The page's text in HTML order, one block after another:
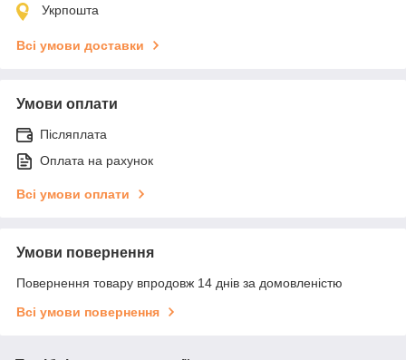
Укрпошта
Всі умови доставки
Умови оплати
Післяплата
Оплата на рахунок
Всі умови оплати
Умови повернення
Повернення товару впродовж 14 днів за домовленістю
Всі умови повернення